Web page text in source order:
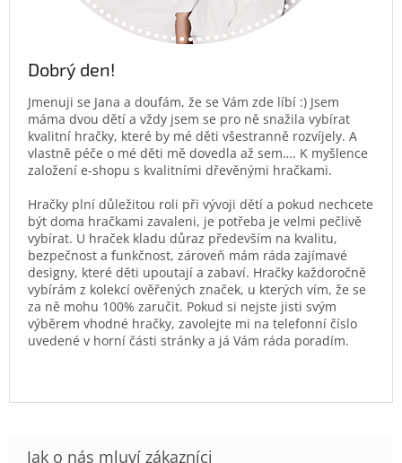
Dobrý den!
Jmenuji se Jana a doufám, že se Vám zde líbí :) Jsem
máma dvou dětí a vždy jsem se pro ně snažila vybírat
kvalitní hračky, které by mé děti všestranně rozvíjely. A
vlastně péče o mé děti mě dovedla až sem…. K myšlence
založení e-shopu s kvalitními dřevěnými hračkami.
Hračky plní důležitou roli při vývoji dětí a pokud nechcete
být doma hračkami zavaleni, je potřeba je velmi pečlivě
vybírat. U hraček kladu důraz především na kvalitu,
bezpečnost a funkčnost, zároveň mám ráda zajímavé
designy, které děti upoutají a zabaví. Hračky každoročně
vybírám z kolekcí ověřených značek, u kterých vím, že se
za ně mohu 100% zaručit. Pokud si nejste jisti svým
výběrem vhodné hračky, zavolejte mi na telefonní číslo
uvedené v horní části stránky a já Vám ráda poradím.